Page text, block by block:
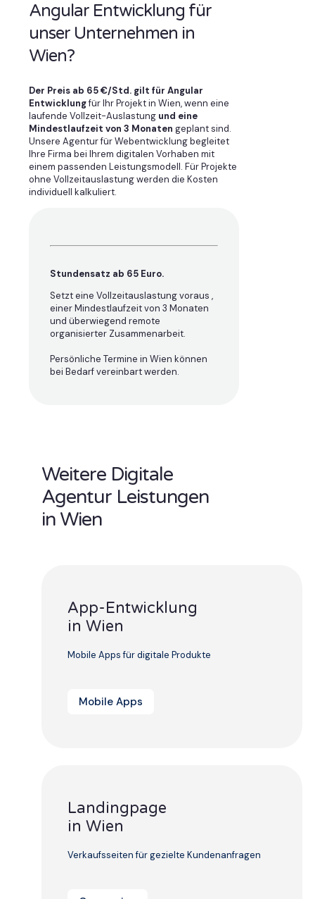
Angular Entwicklung für
unser Unternehmen in
Wien?
Der Preis ab 65 €/Std. gilt für Angular
Entwicklungfür Ihr Projekt in Wien, wenn eine
laufende Vollzeit-Auslastung und eine
Mindestlaufzeit von 3 Monaten geplant sind.
Unsere Agentur für Webentwicklung begleitet
Ihre Firma bei Ihrem digitalen Vorhaben mit
einem passenden Leistungsmodell. Für Projekte
ohne Vollzeitauslastung werden die Kosten
individuell kalkuliert.
Stundensatz ab 65 Euro.
Setzt eine Vollzeitauslastung voraus ,
einer Mindestlaufzeit von 3 Monaten
und überwiegend remote
organisierter Zusammenarbeit.
Persönliche Termine in Wien können
bei Bedarf vereinbart werden.
Weitere Digitale
Agentur Leistungen
in Wien
App-Entwicklung
in Wien
Mobile Apps für digitale Produkte
Mobile Apps
Landingpage
in Wien
Verkaufsseiten für gezielte Kundenanfragen